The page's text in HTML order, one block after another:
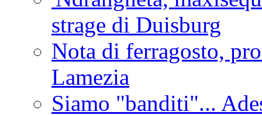
strage di Duisburg
Nota di ferragosto,
Lamezia
Siamo "banditi"...